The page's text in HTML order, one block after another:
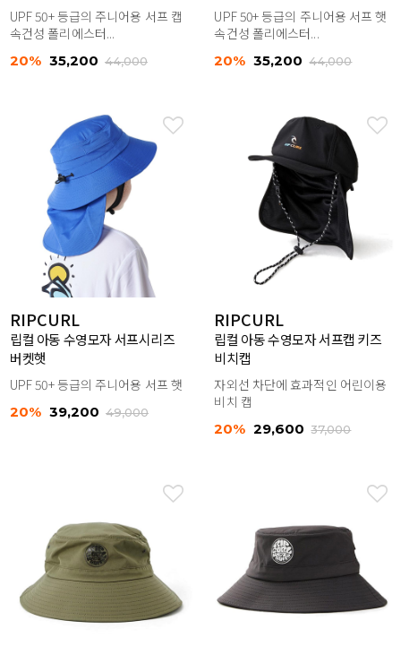
UPF 50+ 등급의 주니어용 서프 캡
속건성 폴리에스터...
20% 35,200 44,000
UPF 50+ 등급의 주니어용 서프 햇
속건성 폴리에스터...
20% 35,200 44,000
RIPCURL
립컬 아동 수영모자 서프시리즈
버켓햇
UPF 50+ 등급의 주니어용 서프 햇
20% 39,200 49,000
RIPCURL
립컬 아동 수영모자 서프캡 키즈
비치캡
자외선 차단에 효과적인 어린이용
비치 캡
20% 29,600 37,000